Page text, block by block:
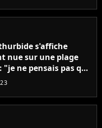
s'affiche
nue sur une plage
ne pensais pas que
le faire..."